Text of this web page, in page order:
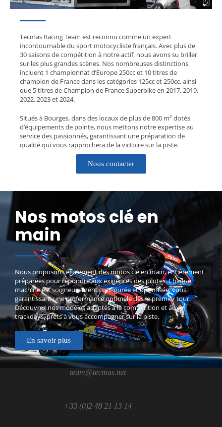
Tecmas Racing Team est reconnu comme un expert
incontournable du sport motocycliste français. Avec plus de
30 saisons de compétition à notre actif, nous avons su briller
sur les plus grandes scènes. Nos nombreuses distinctions
incluent 1 championnat d’Europe 250cc et 10 titres de
champion de France dans les catégories 125cc et 250cc, ainsi
que 5 titres de Champion de France Superbike en 2017, 2019,
2022, 2023 et 2024.
Situés à Bourges, dans des locaux de plus de 800 m² dotés
d’équipements de pointe, nous mettons notre expertise au
service des passionnés, garantissant une préparation de
qualité qui vous rapprochera de la victoire sur la piste.
Nous contacter
Nos motos clé en
main
Nous proposons également des motos clé en main, entièrement
préparées pour répondre aux exigences des pilotes. Chaque
machine est soigneusement configurée et optimisée, vous
garantissant une performance optimale dès le premier tour.
Découvrez nos modèles adaptés à la compétition et aux
trackdays, prêts à vous accompagner sur la piste.
En savoir plus
team@tecmas.net
+33 (0)2 48 21 13 14